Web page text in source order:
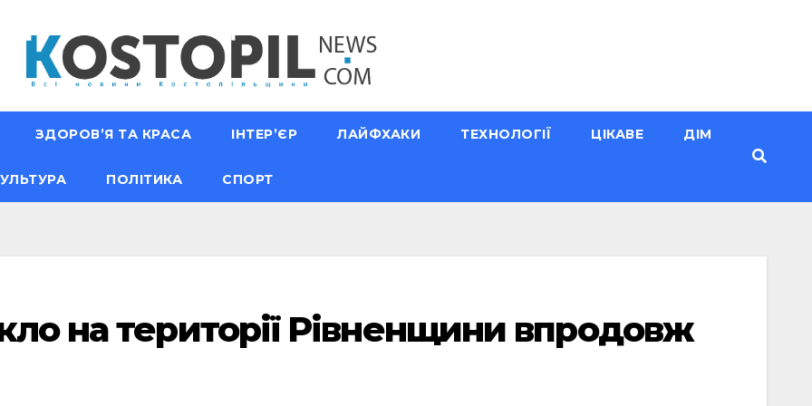
ЗДОРОВ’Я ТА КРАСА ІНТЕР’ЄР ЛАЙФХАКИ ТЕХНОЛОГІЇ ЦІКАВЕ ДІМ
ПОЛІТИКА СПОРТ
на території Рівненщини впродовж